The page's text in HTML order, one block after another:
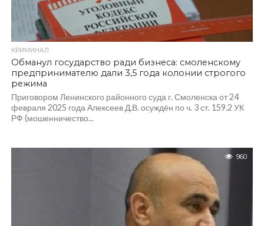
КРИМИНАЛ
Обманул государство ради бизнеса: смоленскому
предпринимателю дали 3,5 года колонии строгого
режима
Приговором Ленинского районного суда г. Смоленска от 24
февраля 2025 года Алексеев Д.В. осуждён по ч. 3 ст. 159.2 УК
РФ (мошенничество...
960